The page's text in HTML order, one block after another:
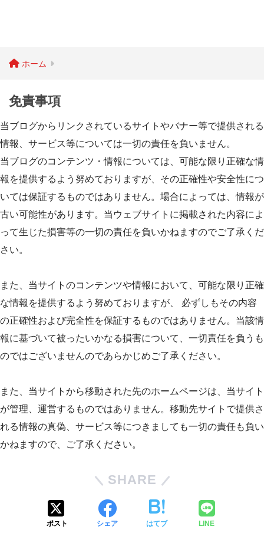
ホーム
免責事項
当ブログからリンクされているサイトやバナー等で提供される
情報、サービス等については一切の責任を負いません。
当ブログのコンテンツ・情報については、可能な限り正確な情
報を提供するよう努めておりますが、その正確性や安全性につ
いては保証するものではありません。場合によっては、情報が
古い可能性があります。当ウェブサイトに掲載された内容によ
って生じた損害等の一切の責任を負いかねますのでご了承くだ
さい。
また、当サイトのコンテンツや情報において、可能な限り正確
な情報を提供するよう努めておりますが、 必ずしもその内容
の正確性および完全性を保証するものではありません。当該情
報に基づいて被ったいかなる損害について、一切責任を負うも
のではございませんのであらかじめご了承ください。
また、当サイトから移動された先のホームページは、当サイト
が管理、運営するものではありません。移動先サイトで提供さ
れる情報の真偽、サービス等につきましても一切の責任も負い
かねますので、ご了承ください。
SHARE
ポスト シェア はてブ LINE